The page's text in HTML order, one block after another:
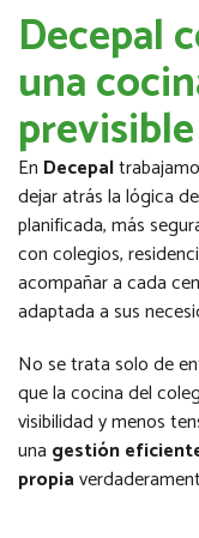
Decepal
una
previsible
En Decepal
dejar atrás la lógica
planificada, más
con colegios,
acompañar a cada
adaptada a sus
No se trata solo de
que la cocina del
visibilidad y menos
una gestión
propia